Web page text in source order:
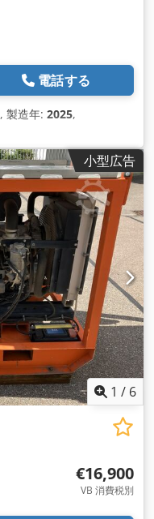
電話する
, 製造年: 2025,
小型広告
1 / 6
€16,900
VB 消費税別